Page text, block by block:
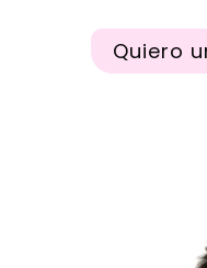
Quiero